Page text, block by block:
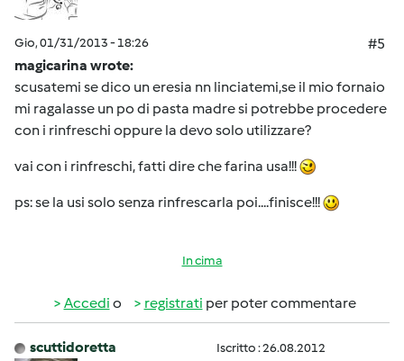
Gio, 01/31/2013 - 18:26
#5
magicarina wrote:
scusatemi se dico un eresia nn linciatemi,se il mio fornaio
mi ragalasse un po di pasta madre si potrebbe procedere
con i rinfreschi oppure la devo solo utilizzare?
vai con i rinfreschi, fatti dire che farina usa!!!
ps: se la usi solo senza rinfrescarla poi....finisce!!!
In cima
Accedi o registrati per poter commentare
scuttidoretta Iscritto : 26.08.2012